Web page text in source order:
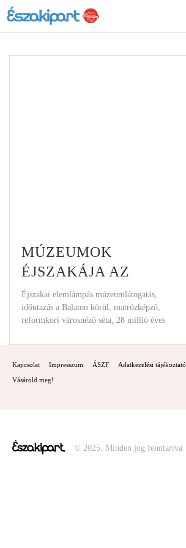
MÚZEUMOK
ÉJSZAKÁJA AZ
ÉSZAKI PARTON
Éjszakai elemlámpás múzeumlátogatás,
időutazás a Balaton körül, matrózképző,
reformkori városnéző séta, 28 millió éves
Kapcsolat Impresszum ÁSZF Adatkezelési tájékoztató
Vásárold meg!
© 2025. Minden jog fenntartva